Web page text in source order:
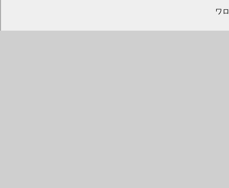
ワ